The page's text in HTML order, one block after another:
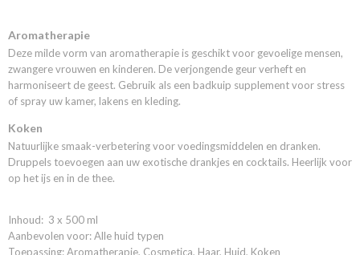
Aromatherapie
Deze milde vorm van aromatherapie is geschikt voor gevoelige mensen,
zwangere vrouwen en kinderen. De verjongende geur verheft en
harmoniseert de geest. Gebruik als een badkuip supplement voor stress
of spray uw kamer, lakens en kleding.
Koken
Natuurlijke smaak-verbetering voor voedingsmiddelen en dranken.
Druppels toevoegen aan uw exotische drankjes en cocktails. Heerlijk voor
op het ijs en in de thee.
Inhoud: 3 x 500 ml
Aanbevolen voor: Alle huid typen
Toepassing: Aromatherapie, Cosmetica, Haar, Huid, Koken